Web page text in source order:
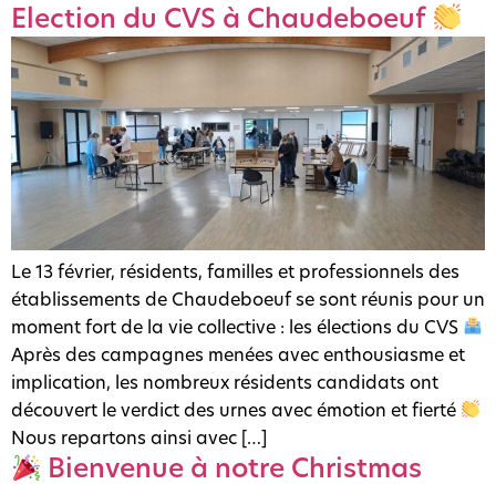
Election du CVS à Chaudeboeuf
Le 13 février, résidents, familles et professionnels des
établissements de Chaudeboeuf se sont réunis pour un
moment fort de la vie collective : les élections du CVS
Après des campagnes menées avec enthousiasme et
implication, les nombreux résidents candidats ont
découvert le verdict des urnes avec émotion et fierté
Nous repartons ainsi avec […]
Bienvenue à notre Christmas